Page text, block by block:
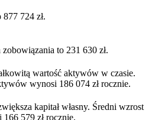
877 724 zł.
to 231 630 zł.
wartość aktywów w czasie.
wynosi 186 074 zł rocznie.
kapitał własny. Średni wzrost
166 579 zł rocznie.